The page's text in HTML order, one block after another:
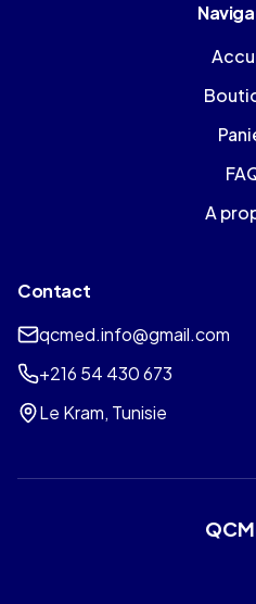
A
Contact
qcmed.info@gmail.com
+216 54 430 673
Le Kram, Tunisie